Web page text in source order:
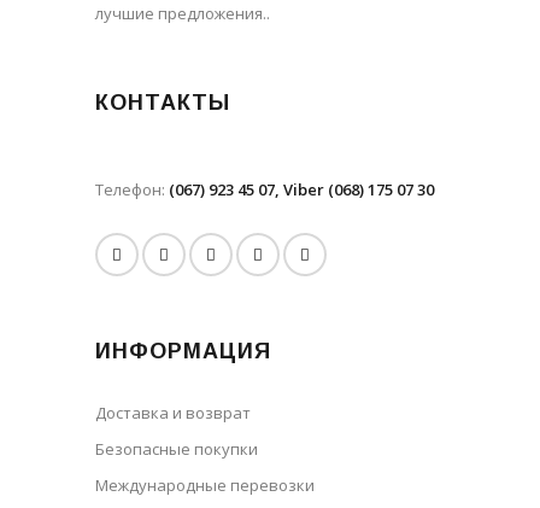
лучшие предложения..
КОНТАКТЫ
Телефон: (067) 923 45 07, Viber (068) 175 07 30
ИНФОРМАЦИЯ
Доставка и возврат
Безопасные покупки
Международные перевозки